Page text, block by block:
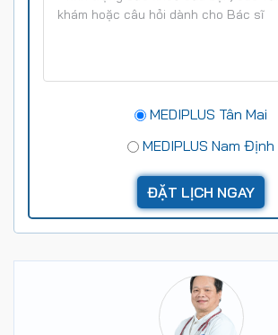
MEDIPLUS Tân Mai
MEDIPLUS Nam Định